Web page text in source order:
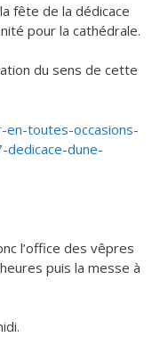
fête de la dédicace
pour la cathédrale.
du sens de cette
toutes-occasions-
dedicace-dune-
l’office des vêpres
puis la messe à